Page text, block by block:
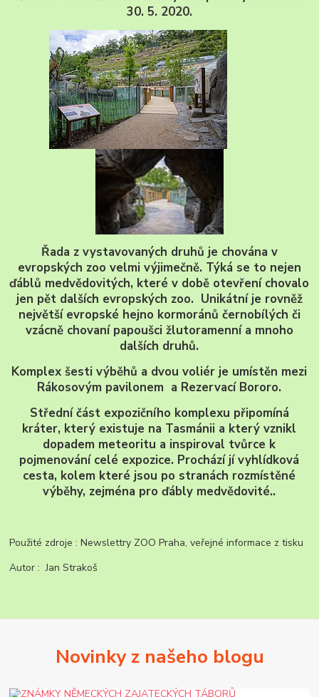
30. 5. 2020.
Řada z vystavovaných druhů je chována v
evropských zoo velmi výjimečně. Týká se to nejen
ďáblů medvědovitých, které v době otevření chovalo
jen pět dalších evropských zoo. Unikátní je rovněž
největší evropské hejno kormoránů černobílých či
vzácně chovaní papoušci žlutoramenní a mnoho
dalších druhů.
Komplex šesti výběhů a dvou voliér je umístěn mezi
Rákosovým pavilonem a Rezervací Bororo.
Střední část expozičního komplexu připomíná
kráter, který existuje na Tasmánii a který vznikl
dopadem meteoritu a inspiroval tvůrce k
pojmenování celé expozice. Prochází jí vyhlídková
cesta, kolem které jsou po stranách rozmístěné
výběhy, zejména pro ďábly medvědovité..
Použité zdroje : Newslettry ZOO Praha, veřejné informace z tisku
Autor : Jan Strakoš
Novinky z našeho blogu